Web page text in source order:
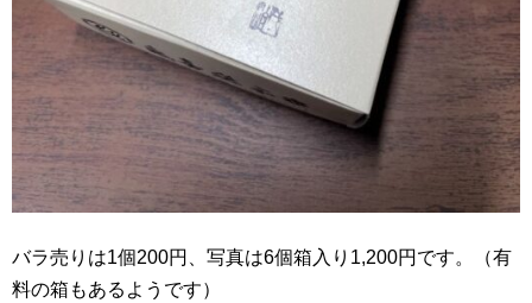
バラ売りは1個200円、写真は6個箱入り1,200円です。（有
料の箱もあるようです）